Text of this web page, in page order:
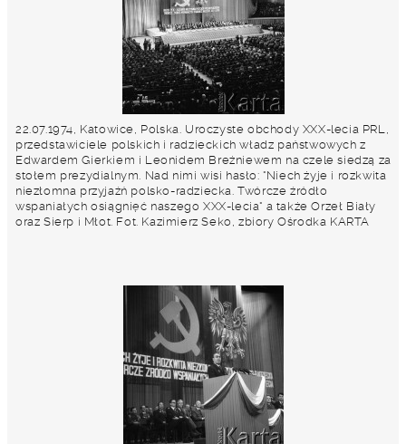
22.07.1974, Katowice, Polska. Uroczyste obchody XXX-lecia PRL,
przedstawiciele polskich i radzieckich władz państwowych z
Edwardem Gierkiem i Leonidem Breżniewem na czele siedzą za
stołem prezydialnym. Nad nimi wisi hasło: "Niech żyje i rozkwita
niezłomna przyjaźń polsko-radziecka. Twórcze źródło
wspaniałych osiągnięć naszego XXX-lecia" a także Orzeł Biały
oraz Sierp i Młot. Fot. Kazimierz Seko, zbiory Ośrodka KARTA